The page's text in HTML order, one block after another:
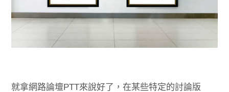
就拿網路論壇PTT來說好了，在某些特定的討論版